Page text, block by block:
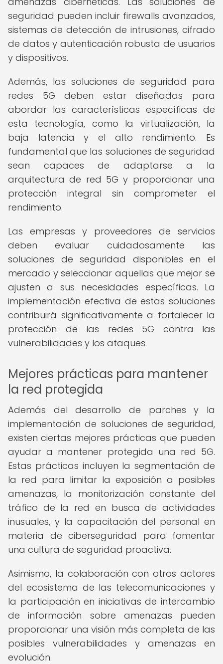
seguridad pueden incluir firewalls avanzados,
sistemas de detección de intrusiones, cifrado
de datos y autenticación robusta de usuarios
y dispositivos.
Además, las soluciones de seguridad para
redes 5G deben estar diseñadas para
abordar las características específicas de
esta tecnología, como la virtualización, la
baja latencia y el alto rendimiento. Es
fundamental que las soluciones de seguridad
sean capaces de adaptarse a la
arquitectura de red 5G y proporcionar una
protección integral sin comprometer el
rendimiento.
Las empresas y proveedores de servicios
deben evaluar cuidadosamente las
soluciones de seguridad disponibles en el
mercado y seleccionar aquellas que mejor se
ajusten a sus necesidades específicas. La
implementación efectiva de estas soluciones
contribuirá significativamente a fortalecer la
protección de las redes 5G contra las
vulnerabilidades y los ataques.
Mejores prácticas para mantener
la red protegida
Además del desarrollo de parches y la
implementación de soluciones de seguridad,
existen ciertas mejores prácticas que pueden
ayudar a mantener protegida una red 5G.
Estas prácticas incluyen la segmentación de
la red para limitar la exposición a posibles
amenazas, la monitorización constante del
tráfico de la red en busca de actividades
inusuales, y la capacitación del personal en
materia de ciberseguridad para fomentar
una cultura de seguridad proactiva.
Asimismo, la colaboración con otros actores
del ecosistema de las telecomunicaciones y
la participación en iniciativas de intercambio
de información sobre amenazas pueden
proporcionar una visión más completa de las
posibles vulnerabilidades y amenazas en
evolución.